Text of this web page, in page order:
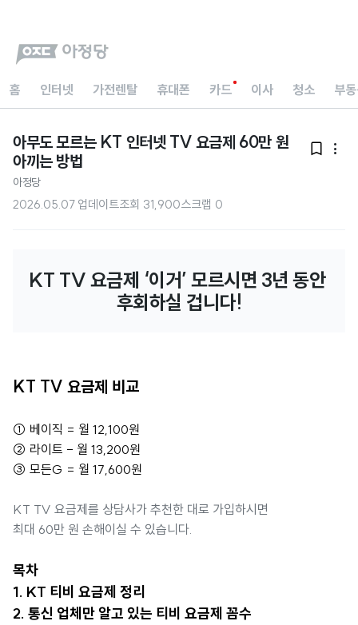
홈 인터넷 가전렌탈 휴대폰 카드 이사 청소 부
아무도 모르는 KT 인터넷 TV 요금제 60만 원
아끼는 방법
 
아정당
2026.05.07 업데이트조회 31,900스크랩 0
KT TV 요금제 ‘이거’ 모르시면 3년 동안
후회하실 겁니다!
KT TV 요금제 비교
① 베이직 = 월 12,100원
② 라이트 - 월 13,200원
③ 모든G = 월 17,600원
KT TV 요금제를 상담사가 추천한 대로 가입하시면
최대 60만 원 손해이실 수 있습니다.
목차
1. KT 티비 요금제 정리
2. 통신 업체만 알고 있는 티비 요금제 꼼수